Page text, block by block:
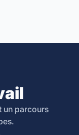
un parcours